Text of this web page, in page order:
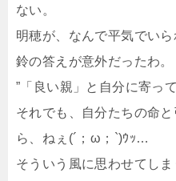
ない。
明穂が、なんで平気でい
鈴の答えが意外だったわ。
”「良い親」と自分に寄っ
それでも、自分たちの命
ら、ねぇ(´；ω；`)ｳｯ…
そういう風に思わせてし